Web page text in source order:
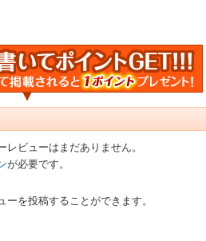
レビューはまだありません。
が必要です。
ーを投稿することができます。